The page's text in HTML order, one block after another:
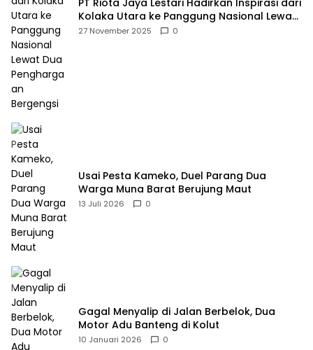
Kolaka Utara ke Panggung Nasional Lewat
Dua Penghargaan Bergengsi
27 November 2025 0
Usai Pesta Kameko, Duel Parang Dua
Warga Muna Barat Berujung Maut
13 Juli 2026 0
Gagal Menyalip di Jalan Berbelok, Dua
Motor Adu Banteng di Kolut
10 Januari 2026 0